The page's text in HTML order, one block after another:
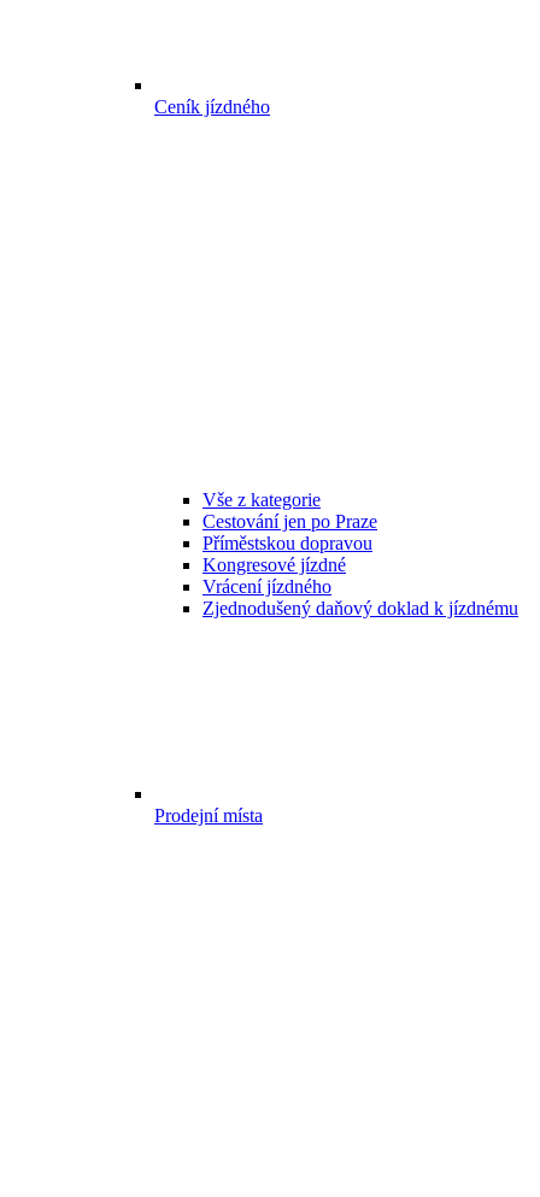
Ceník jízdného
Vše z kategorie
Cestování jen po Praze
Příměstskou dopravou
Kongresové jízdné
Vrácení jízdného
Zjednodušený daňový doklad k jízdnému
Prodejní místa